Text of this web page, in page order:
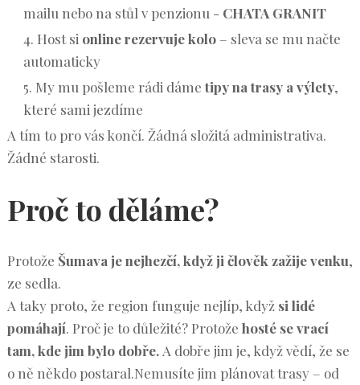
mailu nebo na stůl v penzionu - CHATA GRANIT
Host si online rezervuje kolo– sleva se mu načte
automaticky
My mu pošleme rádi dáme tipy na trasy a výlety,
které sami jezdíme
A tím to pro vás končí. Žádná složitá administrativa.
Žádné starosti.
Proč to děláme?
Protože Šumava je nejhezčí, když ji člověk zažije venku,
ze sedla.
A taky proto, že region funguje nejlíp, když si lidé
pomáhají. Proč je to důležité? Protože hosté se vrací
tam, kde jim bylo dobře. A dobře jim je, když vědí, že se
o ně někdo postaral.Nemusíte jim plánovat trasy – od